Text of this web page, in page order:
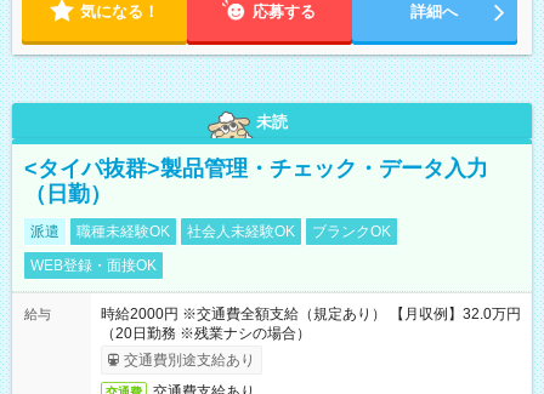
気になる！ 応募する 詳細へ
未読
<タイパ抜群>製品管理・チェック・データ入力
（日勤）
派遣 職種未経験OK 社会人未経験OK
ブランクOK
WEB登録・面接OK
給与
時給2000円 ※交通費全額支給（規定あり） 【月収例】32.0万円
（20日勤務 ※残業ナシの場合）
交通費別途支給あり